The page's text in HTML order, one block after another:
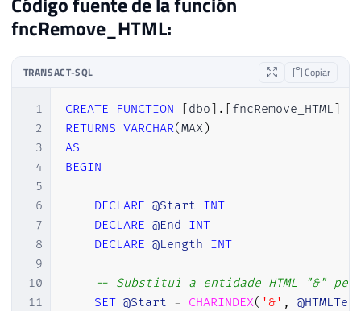
fncRemove_HTML:
TRANSACT-SQL Copiar
1
2
3
4
5
6
7
8
9
10
11
CREATE FUNCTION [dbo] . [fncRemove_HTML]
RETURNS VARCHAR(MAX)
AS
BEGIN
DECLARE @Start INT
DECLARE @End INT
DECLARE @Length INT
-- Substitui a entidade HTML "&"
SET @Start = CHARINDEX( '&' ,